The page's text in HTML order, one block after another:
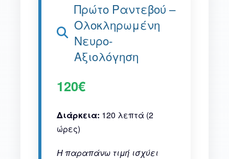
Πρώτο Ραντεβού –
Ολοκληρωμένη
Νευρο-
Αξιολόγηση
120€
Διάρκεια: 120 λεπτά (2
ώρες)
Η παραπάνω τιμή ισχύει